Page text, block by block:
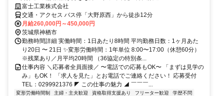
富士工業株式会社
交通・アクセス バス停「大野原西」から徒歩12分
月給260,000円～450,000円
茨城県神栖市
勤務時間詳細 実働時間：1日あたり8時間 平均勤務日数：1ヶ月あた
り20日 〜 21日 ✨変形労働時間：1年単位 8:00〜17:00（休憩60分）
※残業あり／月平均20時間 （36協定の特別条...
仕事内容 ＼応募者全員面接／ 〜電話での応募もOK〜 「まずは見学の
み」もOK！ 「求人を見た」とお電話でご連絡ください！ 応募受付
TEL：0299921376 ◤ この仕事の魅力 ◢ ￣￣￣...
変形労働時間制 主婦・主夫歓迎 資格取得支援あり フリーター歓迎
学歴不問